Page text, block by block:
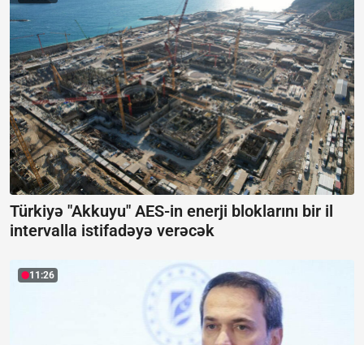
Türkiyə "Akkuyu" AES-in enerji bloklarını bir il
intervalla istifadəyə verəcək
11:26